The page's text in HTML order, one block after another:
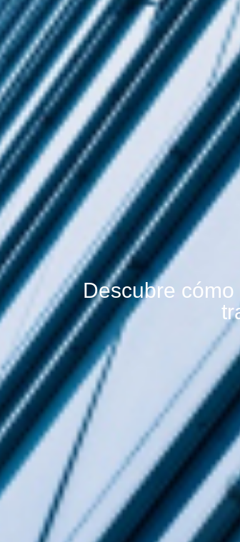
Descubre